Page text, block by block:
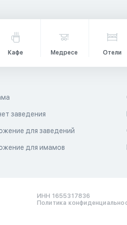
Кафе Медресе Отели
заведения
для заведений
для имамов
ИНН 1655317836
Политика